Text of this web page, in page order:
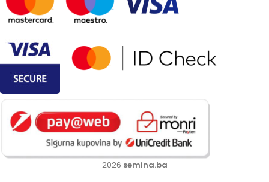
2026 semina.ba